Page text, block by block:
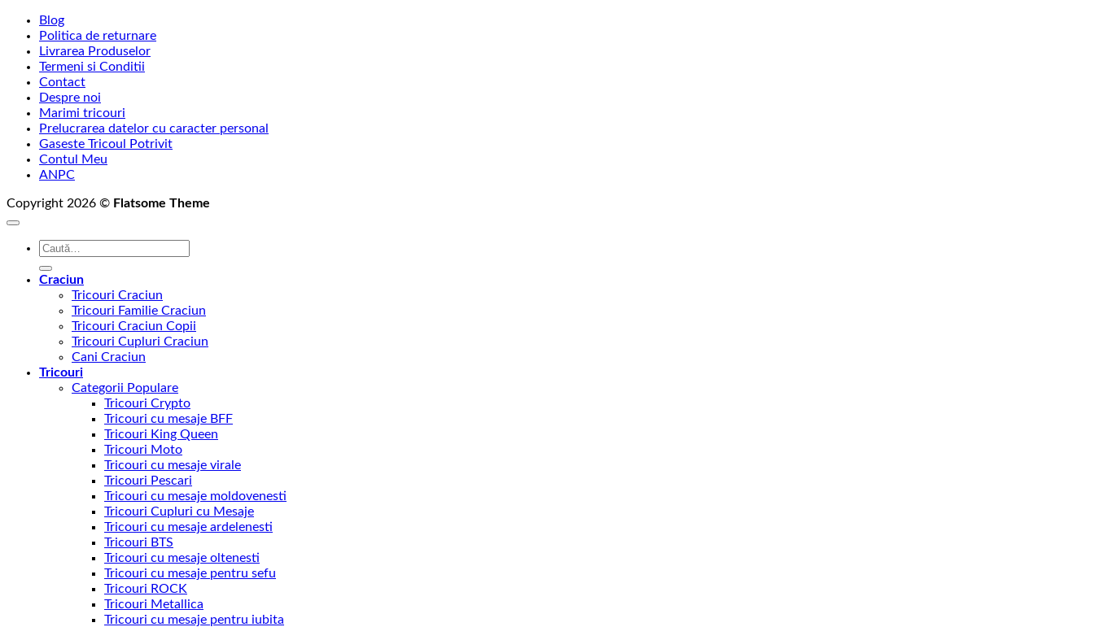
Blog
Politica de returnare
Livrarea Produselor
Termeni si Conditii
Contact
Despre noi
Marimi tricouri
Prelucrarea datelor cu caracter personal
Gaseste Tricoul Potrivit
Contul Meu
ANPC
Copyright 2026 © Flatsome Theme
Caută
Craciun
Tricouri Craciun
Tricouri Familie Craciun
Tricouri Craciun Copii
Tricouri Cupluri Craciun
Cani Craciun
Tricouri
Categorii Populare
Tricouri Crypto
Tricouri cu mesaje BFF
Tricouri King Queen
Tricouri Moto
Tricouri cu mesaje virale
Tricouri Pescari
Tricouri cu mesaje moldovenesti
Tricouri Cupluri cu Mesaje
Tricouri cu mesaje ardelenesti
Tricouri BTS
Tricouri cu mesaje oltenesti
Tricouri cu mesaje pentru sefu
Tricouri ROCK
Tricouri Metallica
Tricouri cu mesaje pentru iubita